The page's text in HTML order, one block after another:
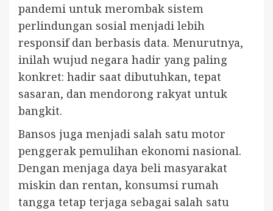
pandemi untuk merombak sistem
perlindungan sosial menjadi lebih
responsif dan berbasis data. Menurutnya,
inilah wujud negara hadir yang paling
konkret: hadir saat dibutuhkan, tepat
sasaran, dan mendorong rakyat untuk
bangkit.
Bansos juga menjadi salah satu motor
penggerak pemulihan ekonomi nasional.
Dengan menjaga daya beli masyarakat
miskin dan rentan, konsumsi rumah
tangga tetap terjaga sebagai salah satu